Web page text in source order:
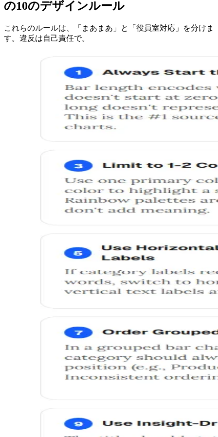
の10のデザインルール
これらのルールは、「まあまあ」と「役員室対応」を分けま
す。違反は自己責任で。